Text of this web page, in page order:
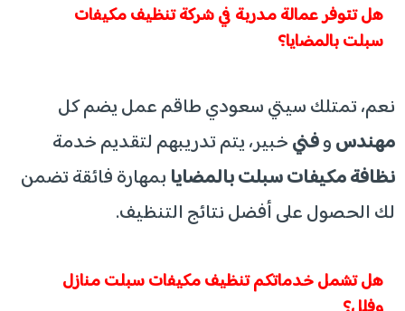
​هل تتوفر عمالة مدربة في شركة تنظيف مكيفات
سبلت بالمضايا؟
​نعم، تمتلك سيتي سعودي طاقم عمل يضم كل
مهندسوفنيخبير، يتم تدريبهم لتقديم خدمة
نظافة مكيفات سبلت بالمضايابمهارة فائقة تضمن
لك الحصول على أفضل نتائج التنظيف.
​هل تشمل خدماتكم تنظيف مكيفات سبلت منازل